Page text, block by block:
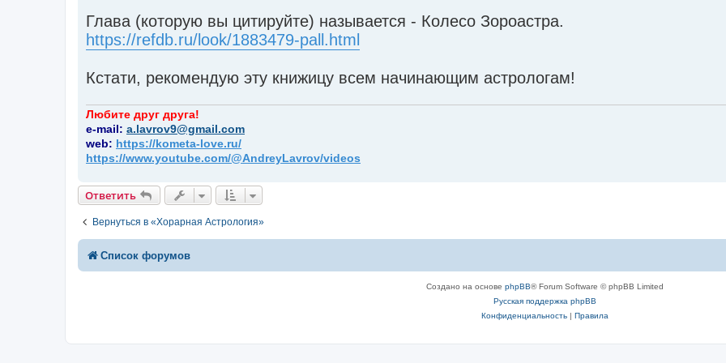
Глава (которую вы цитируйте) называется - Колесо Зороастра.
https://refdb.ru/look/1883479-pall.html
Кстати, рекомендую эту книжицу всем начинающим астрологам!
Любите друг друга!
e-mail: a.lavrov9@gmail.com
web: https://kometa-love.ru/
https://www.youtube.com/@AndreyLavrov/videos
Ответить
Вернуться в «Хорарная Астрология»
Список форумов
Создано на основе phpBB® Forum Software © phpBB Limited
Русская поддержка phpBB
Конфиденциальность| Правила